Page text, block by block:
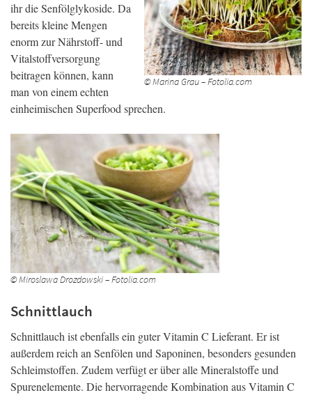
© Marina Grau – Fotolia.com
ihr die Senfölglykoside. Da
bereits kleine Mengen
enorm zur Nährstoff- und
Vitalstoffversorgung
beitragen können, kann
man von einem echten
einheimischen Superfood sprechen.
© Miroslawa Drozdowski – Fotolia.com
Schnittlauch
Schnittlauch ist ebenfalls ein guter Vitamin C Lieferant. Er ist
außerdem reich an Senfölen und Saponinen, besonders gesunden
Schleimstoffen. Zudem verfügt er über alle Mineralstoffe und
Spurenelemente. Die hervorragende Kombination aus Vitamin C